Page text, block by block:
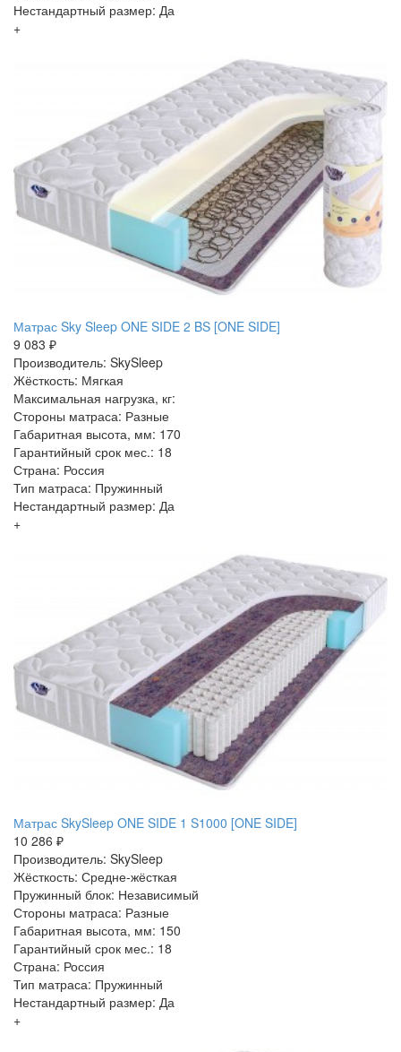
Нестандартный размер: Да
+
Матрас Sky Sleep ONE SIDE 2 BS [ONE SIDE]
9 083 ₽
Производитель: SkySleep
Жёсткость: Мягкая
Максимальная нагрузка, кг:
Стороны матраса: Разные
Габаритная высота, мм: 170
Гарантийный срок мес.: 18
Страна: Россия
Тип матраса: Пружинный
Нестандартный размер: Да
+
Матрас SkySleep ONE SIDE 1 S1000 [ONE SIDE]
10 286 ₽
Производитель: SkySleep
Жёсткость: Средне-жёсткая
Пружинный блок: Независимый
Стороны матраса: Разные
Габаритная высота, мм: 150
Гарантийный срок мес.: 18
Страна: Россия
Тип матраса: Пружинный
Нестандартный размер: Да
+